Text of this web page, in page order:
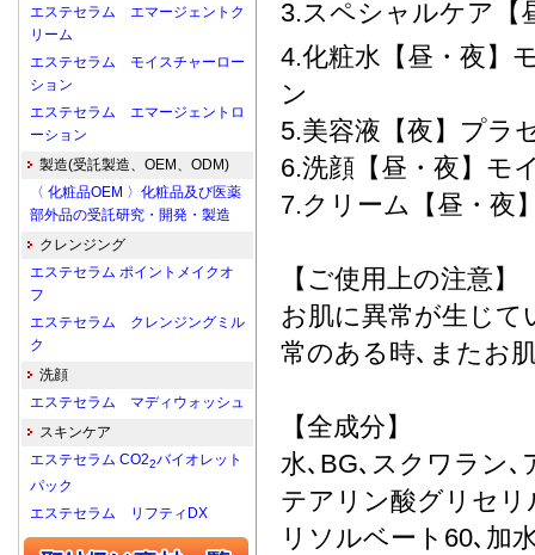
3.スペシャルケア【
4.化粧水【昼・夜】
ン
5.美容液【夜】プラ
6.洗顔【昼・夜】モ
7.クリーム【昼・夜
【ご使用上の注意】
お肌に異常が生じ
常のある時､またお
【全成分】
水､BG､スクワラン
テアリン酸グリセ
リソルベート60､加
エステセラム エマージェントク
リーム
エステセラム モイスチャーロー
ション
エステセラム エマージェントロ
ーション
製造(受託製造、OEM、ODM)
〈 化粧品OEM 〉化粧品及び医薬
部外品の受託研究・開発・製造
クレンジング
エステセラム ポイントメイクオ
フ
エステセラム クレンジングミル
ク
洗顔
エステセラム マディウォッシュ
スキンケア
エステセラム CO22バイオレット
パック
エステセラム リフティDX